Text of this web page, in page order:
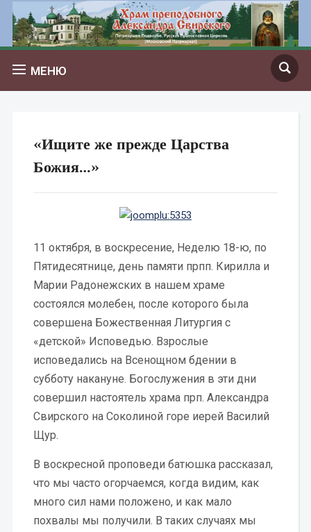
МЕНЮ
«Ищите же прежде Царства
Божия…»
11 октября, в воскресение, Неделю 18-ю, по
Пятидесятнице, день памяти прпп. Кирилла и
Марии Радонежских в нашем храме
состоялся молебен, после которого была
совершена Божественная Литургия с
«детской» Исповедью. Взрослые
исповедались на Всенощном бдении в
субботу накануне. Богослужения в эти дни
совершил настоятель храма прп. Александра
Свирского на Соколиной горе иерей Василий
Щур.
В воскресной проповеди батюшка рассказал,
что мы часто огорчаемся, когда видим, как
много сил нами положено, и как мало
похвалы мы получили. В таких случаях мы